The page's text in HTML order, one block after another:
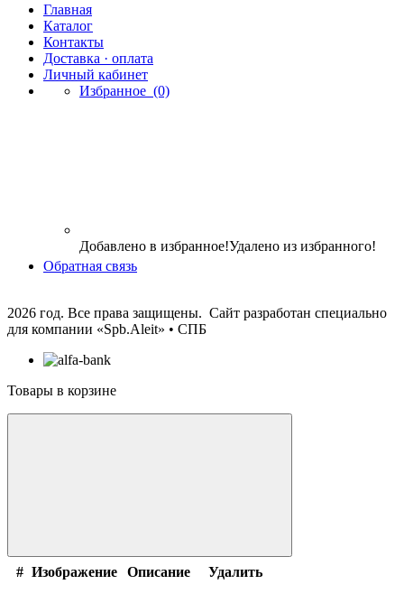
Главная
Каталог
Контакты
Доставка · оплата
Личный кабинет
Избранное (0)
Добавлено в избранное!Удалено из избранного!
Обратная связь
2026 год. Все права защищены. Сайт разработан специально
для компании «Spb.Aleit» • СПБ
Товары в корзине
# Изображение Описание Удалить